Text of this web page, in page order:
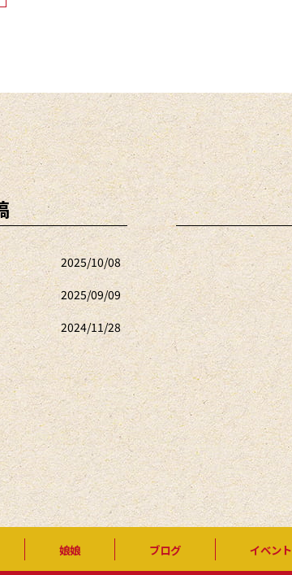
2025/10/08
2025/09/09
2024/11/28
娘娘 ブログ イベント